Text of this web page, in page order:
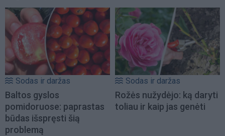
Sodas ir daržas
Baltos gyslos
pomidoruose: paprastas
būdas išspręsti šią
problemą
Sodas ir daržas
Rožės nužydėjo: ką daryti
toliau ir kaip jas genėti